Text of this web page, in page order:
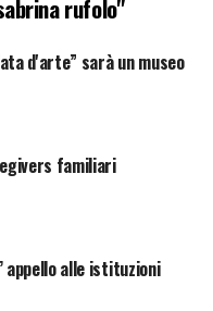
rufolo"
d'arte” sarà un museo
familiari
appello alle istituzioni